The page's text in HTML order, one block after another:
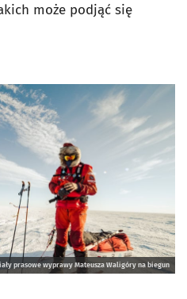
może podjąć się
prasowe wyprawy Mateusza Waligóry na biegun